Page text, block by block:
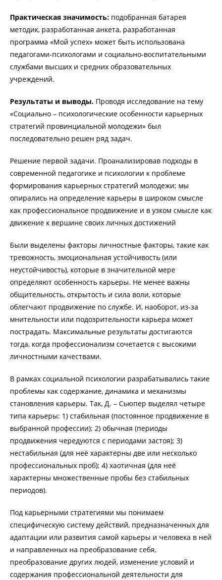
Практическая значимость: подобранная батарея
методик, разработанная анкета, разработанная
программа «Мой успех» может быть использована
педагогами-психологами и социально-воспитательными
службами высших и средних образовательных
учреждений.
Результаты и выводы. Проводя исследование на тему
«Социально – психологические особенности карьерных
стратегий провинциальной молодежи» был
последовательно решен ряд задач.
Решение первой задачи. Проанализировав подходы в
современной педагогике и психологии к проблеме
формирования карьерных стратегий молодежи; мы
опирались на определение карьеры в широком смысле
как профессиональное продвижение и в узком смысле как
движение к вершине своих личных достижений
Были выделены факторы личностные факторы, такие как
тревожность, эмоциональная устойчивость (или
неустойчивость), которые в значительной мере
определяют особенность карьеры. Не менее важны
общительность, открытость и сила воли, которые
облегчают продвижение по службе. И, наоборот, из-за
мнительности или подозрительности карьера может
пострадать. Максимальные результаты достигаются
тогда, когда профессионализм сочетается с высокими
личностными качествами.
В рамках социальной психологии разрабатывались такие
проблемы как содержание, динамика и механизмы
становления карьеры. Так, Д. – Сьюпер выделял четыре
типа карьеры: 1) стабильная (постоянное продвижение в
выбранной профессии); 2) обычная (периоды
продвижения чередуются с периодами застоя); 3)
нестабильная (для неё характерны две или несколько
профессиональных проб); 4) хаотичная (для неё
характерны множественные пробы без стабильных
периодов).
Под карьерными стратегиями мы понимаем
специфическую систему действий, предназначенных для
адаптации или развития самой карьеры и человека в ней
и направленных на преобразование себя,
преобразование других людей, изменение условий и
содержания профессиональной деятельности для